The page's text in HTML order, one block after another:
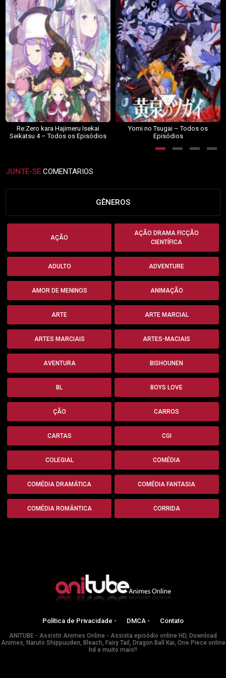
Re:Zero kara Hajimeru Isekai
Seikatsu 4 – Todos os Episódios
Yomi no Tsugai – Todos os
Episódios
JUNTE-SE COMENTARIOS
GÊNEROS
AÇÃO
AÇÃO DRAMA FICÇÃO
CIENTÍFICA
ADULTO ADVENTURE
AMOR DE MENINOS ANIMAÇÃO
ARTE ARTE MARCIAL
ARTES MARCIAIS ARTES-MACIAIS
AVENTURA BISHOUNEN
BL BOYS LOVE
ÇÃO CARROS
CARTAS CGI
COLEGIAL COMÉDIA
COMÉDIA DRAMÁTICA COMÉDIA FANTASIA
COMÉDIA ROMÂNTICA CORRIDA
Política de Privacidade - DMCA - Contato
ANITUBE - Assistir Animes Online - Assista episódio online HD, Download
Animes, Naruto Shippuuden, Bleach, Fairy Tail, Dragon Ball Kai, One Piece online
hd e muito mais!!